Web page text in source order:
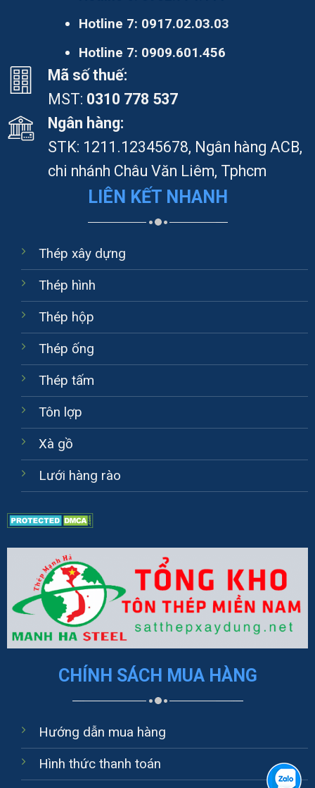
Hotline 7: 0917.02.03.03
Hotline 7: 0909.601.456
Mã số thuế:
MST: 0310 778 537
Ngân hàng:
STK: 1211.12345678, Ngân hàng ACB,
chi nhánh Châu Văn Liêm, Tphcm
LIÊN KẾT NHANH
Thép xây dựng
Thép hình
Thép hộp
Thép ống
Thép tấm
Tôn lợp
Xà gồ
Lưới hàng rào
CHÍNH SÁCH MUA HÀNG
Hướng dẫn mua hàng
Hình thức thanh toán